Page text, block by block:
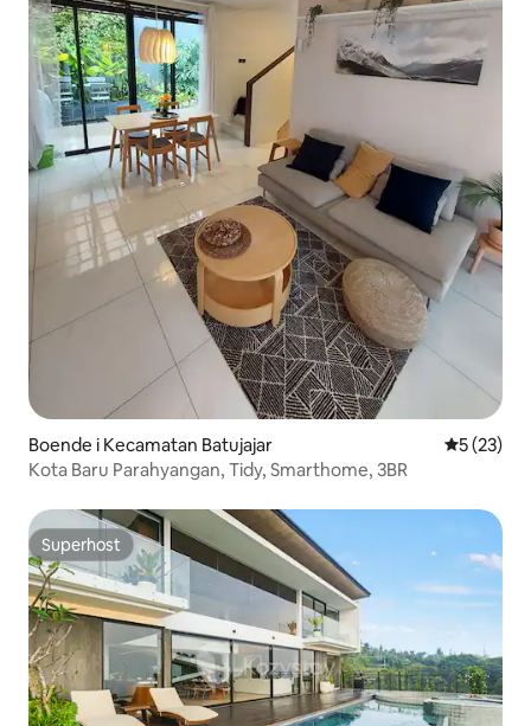
Boende i Kecamatan Batujajar 5 av 5 i
5 (23)
Kota Baru Parahyangan, Tidy, Smarthome, 3BR
Superhost
Superhost